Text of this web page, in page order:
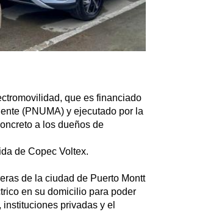
que es financiado
(PNUMA) y ejecutado por la
a los dueños de
de Copec Voltex.
de la ciudad de Puerto Montt
en su domicilio para poder
privadas y el